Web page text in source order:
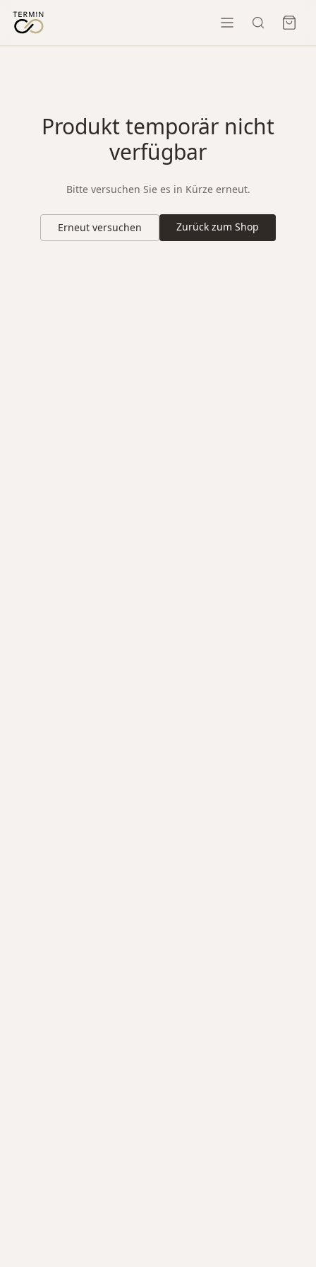
Produkt temporär nicht
verfügbar
Bitte versuchen Sie es in Kürze erneut.
Erneut versuchen Zurück zum Shop